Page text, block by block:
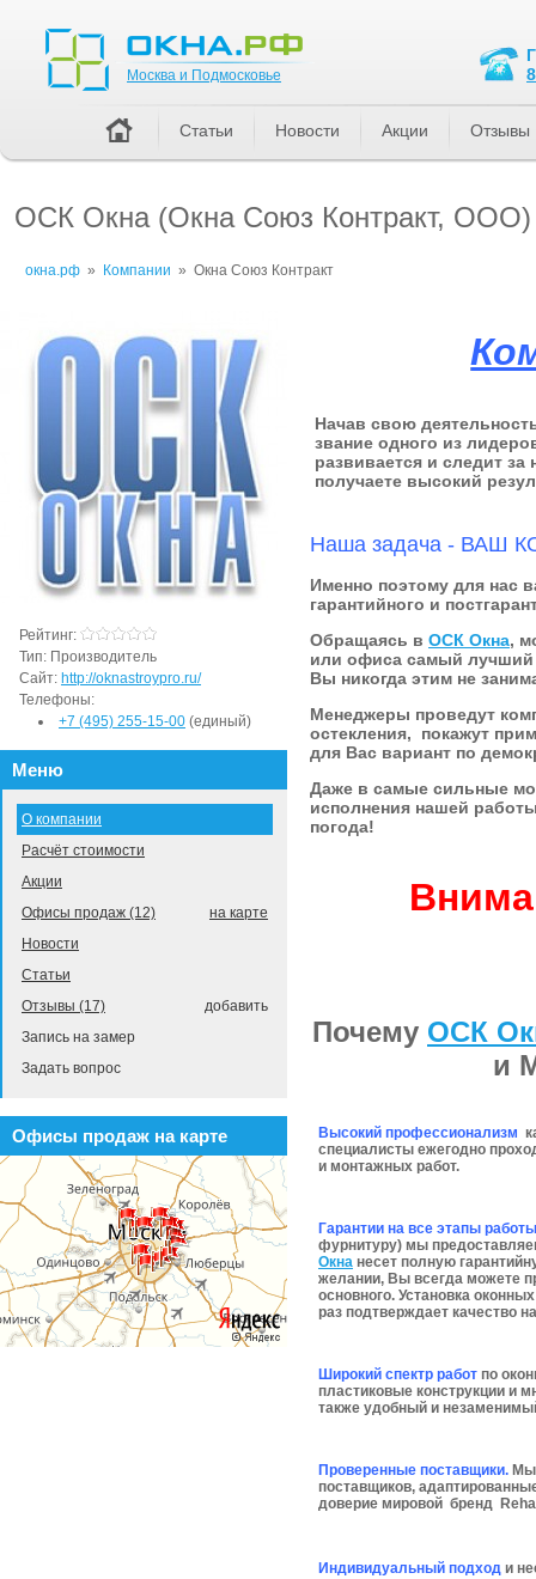
ОСК Окна (Окна Союз Контракт, ООО)
окна.рф » Компании » Окна Союз Контракт
Начав свою
звание одного из
развивается и следит
получаете высокий
Наша задача - ВАШ
Именно поэтому для нас
гарантийного и
Обращаясь в ОСК Окна,
или офиса самый лучший
Вы никогда этим не
Менеджеры проведут
остекления, покажут
для Вас вариант по
Даже в самые сильные
исполнения нашей
погода!
Почему ОСК
и
Высокий профессионализм
специалисты ежегодно
и монтажных работ.
Гарантии на все этапы
фурнитуру) мы
Окна несет полную
желании, Вы всегда можете
основного. Установка
раз подтверждает качество
Широкий спектр работ по
пластиковые конструкции и
также удобный и
Проверенные поставщики. Мы
поставщиков,
доверие мировой бренд
Индивидуальный подход и
Рейтинг:
Тип: Производитель
Сайт: http://oknastroypro.ru/
Телефоны:
+7 (495) 255-15-00 (единый)
Меню
О компании
Расчёт стоимости
Акции
на карте
Офисы продаж (12)
Новости
Статьи
добавить
Отзывы (17)
Запись на замер
Задать вопрос
Офисы продаж на карте
Москва и Подмосковье
Статьи Новости Акции Отзывы